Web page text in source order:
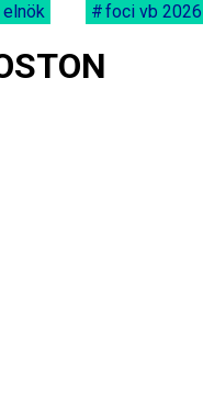
foci vb 2026